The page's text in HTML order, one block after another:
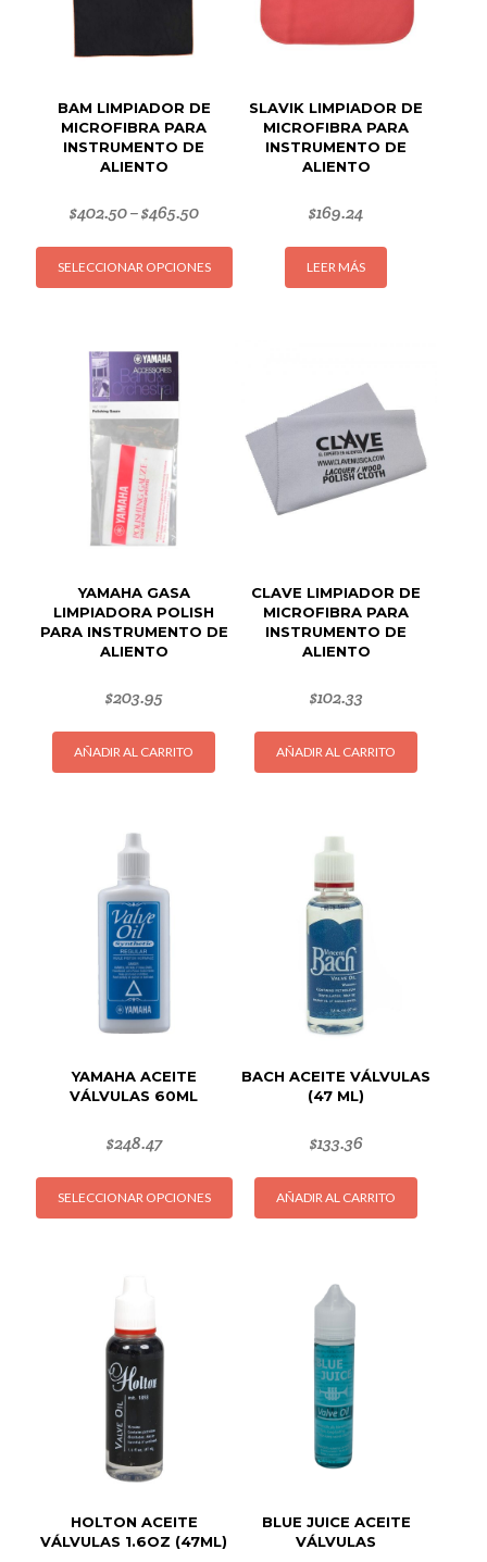
BAM LIMPIADOR DE
MICROFIBRA PARA
INSTRUMENTO DE
ALIENTO
$402.50–$465.50
SELECCIONAR OPCIONES
Este
pueden
elegir
producto
SLAVIK LIMPIADOR DE
MICROFIBRA PARA
INSTRUMENTO DE
ALIENTO
$169.24
LEER MÁS
YAMAHA GASA
LIMPIADORA POLISH
PARA INSTRUMENTO DE
ALIENTO
$203.95
AÑADIR AL CARRITO
CLAVE LIMPIADOR DE
MICROFIBRA PARA
INSTRUMENTO DE
ALIENTO
$102.33
AÑADIR AL CARRITO
YAMAHA ACEITE
VÁLVULAS 60ML
$248.47
SELECCIONAR OPCIONES
Este
producto
producto
BACH ACEITE VÁLVULAS
(47 ML)
$133.36
AÑADIR AL CARRITO
HOLTON ACEITE
VÁLVULAS 1.6OZ (47ML)
BLUE JUICE ACEITE
VÁLVULAS